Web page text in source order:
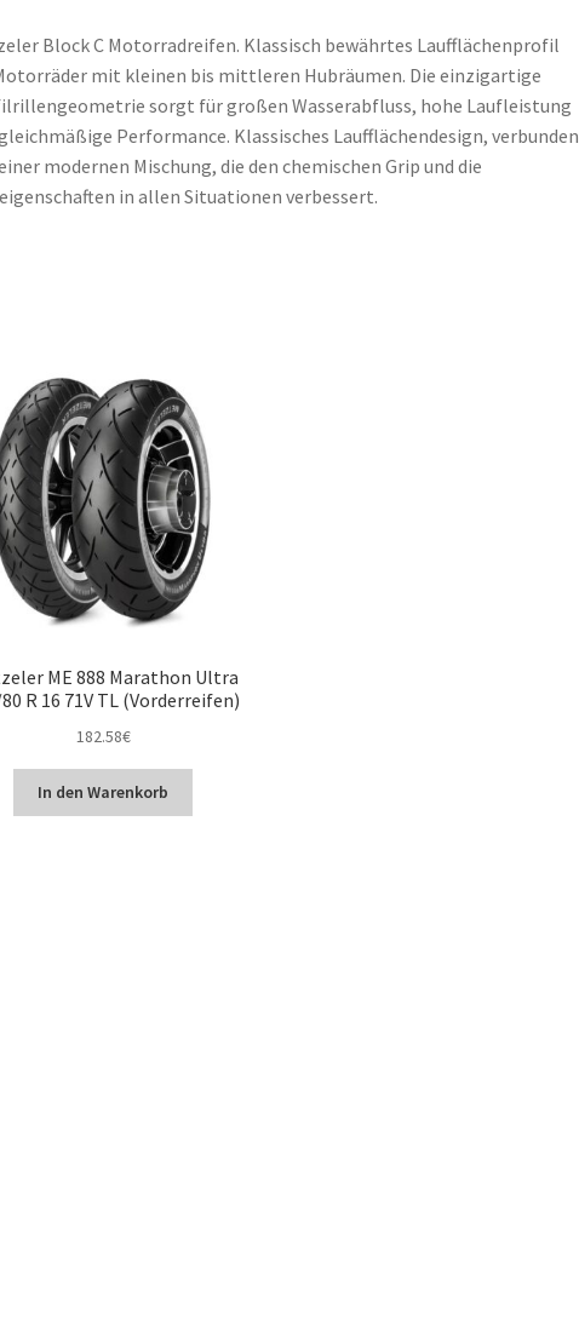
Block C Motorradreifen. Klassisch bewährtes Laufflächenprofil
mit kleinen bis mittleren Hubräumen. Die einzigartige
sorgt für großen Wasserabfluss, hohe Laufleistung
Performance. Klassisches Laufflächendesign, verbunden
modernen Mischung, die den chemischen Grip und die
in allen Situationen verbessert.
ME 888 Marathon Ultra
R 16 71V TL (Vorderreifen)
182.58€
In den Warenkorb